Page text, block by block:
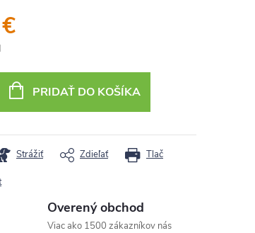
PRIDAŤ DO KOŠÍKA
Tlač
Strážiť Zdieľať
Overený obchod
Viac ako 1500 zákazníkov nás